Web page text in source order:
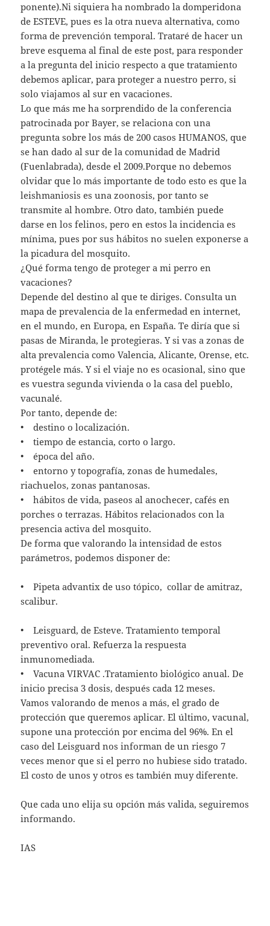
ponente).Ni siquiera ha nombrado la domperidona
de ESTEVE, pues es la otra nueva alternativa, como
forma de prevención temporal. Trataré de hacer un
breve esquema al final de este post, para responder
a la pregunta del inicio respecto a que tratamiento
debemos aplicar, para proteger a nuestro perro, si
solo viajamos al sur en vacaciones.
Lo que más me ha sorprendido de la conferencia
patrocinada por Bayer, se relaciona con una
pregunta sobre los más de 200 casos HUMANOS, que
se han dado al sur de la comunidad de Madrid
(Fuenlabrada), desde el 2009.Porque no debemos
olvidar que lo más importante de todo esto es que la
leishmaniosis es una zoonosis, por tanto se
transmite al hombre. Otro dato, también puede
darse en los felinos, pero en estos la incidencia es
mínima, pues por sus hábitos no suelen exponerse a
la picadura del mosquito.
¿Qué forma tengo de proteger a mi perro en
vacaciones?
Depende del destino al que te diriges. Consulta un
mapa de prevalencia de la enfermedad en internet,
en el mundo, en Europa, en España. Te diría que si
pasas de Miranda, le protegieras. Y si vas a zonas de
alta prevalencia como Valencia, Alicante, Orense, etc.
protégele más. Y si el viaje no es ocasional, sino que
es vuestra segunda vivienda o la casa del pueblo,
vacunalé.
Por tanto, depende de:
• destino o localización.
• tiempo de estancia, corto o largo.
• época del año.
• entorno y topografía, zonas de humedales,
riachuelos, zonas pantanosas.
• hábitos de vida, paseos al anochecer, cafés en
porches o terrazas. Hábitos relacionados con la
presencia activa del mosquito.
De forma que valorando la intensidad de estos
parámetros, podemos disponer de:
• Pipeta advantix de uso tópico, collar de amitraz,
scalibur.
• Leisguard, de Esteve. Tratamiento temporal
preventivo oral. Refuerza la respuesta
inmunomediada.
• Vacuna VIRVAC .Tratamiento biológico anual. De
inicio precisa 3 dosis, después cada 12 meses.
Vamos valorando de menos a más, el grado de
protección que queremos aplicar. El último, vacunal,
supone una protección por encima del 96%. En el
caso del Leisguard nos informan de un riesgo 7
veces menor que si el perro no hubiese sido tratado.
El costo de unos y otros es también muy diferente.
Que cada uno elija su opción más valida, seguiremos
informando.
IAS